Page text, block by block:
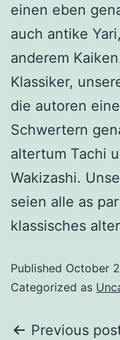
einen eben
auch antike
anderem
Klassiker,
die autoren
Schwertern
altertum Tachi
Wakizashi.
seien alle as
klassisches
Published October
Categorized as
Previous